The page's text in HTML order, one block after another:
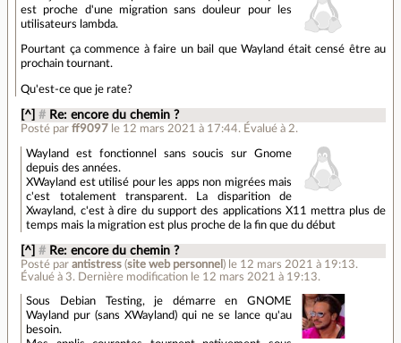
est proche d'une migration sans douleur pour les
utilisateurs lambda.
Pourtant ça commence à faire un bail que Wayland était censé être au
prochain tournant.
Qu'est-ce que je rate?
[^] # Re: encore du chemin ?
Posté parff9097 le 12 mars 2021 à 17:44. Évalué à 2.
Wayland est fonctionnel sans soucis sur Gnome
depuis des années.
XWayland est utilisé pour les apps non migrées mais
c'est totalement transparent. La disparition de
Xwayland, c'est à dire du support des applications X11 mettra plus de
temps mais la migration est plus proche de la fin que du début
[^] # Re: encore du chemin ?
Posté parantistress (site web personnel ) le 12 mars 2021 à 19:13.
Évalué à 3. Dernière modification le 12 mars 2021 à 19:13.
Sous Debian Testing, je démarre en GNOME
Wayland pur (sans XWayland) qui ne se lance qu'au
besoin.